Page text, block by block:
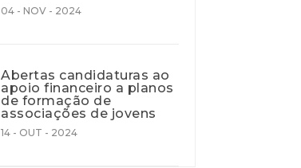
04 - NOV - 2024
Abertas candidaturas ao
apoio financeiro a planos
de formação de
associações de jovens
14 - OUT - 2024